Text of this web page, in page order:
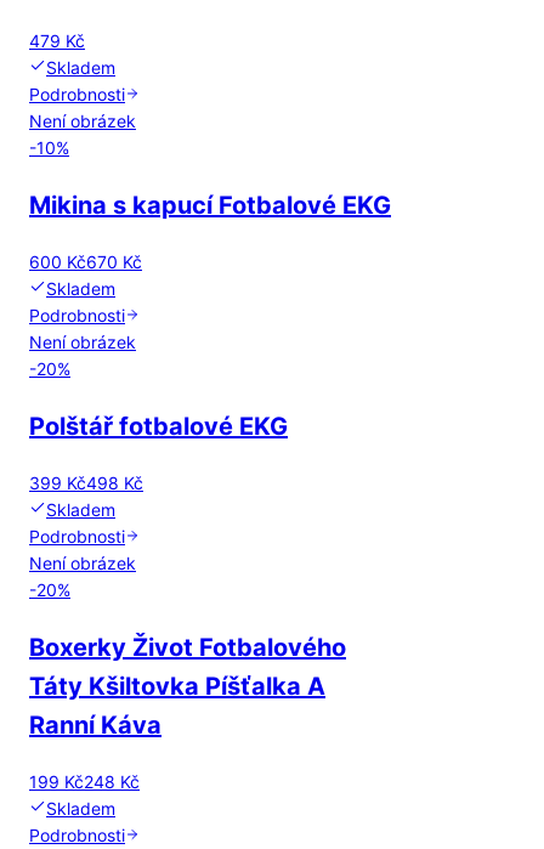
479 Kč
Skladem
Podrobnosti
Není obrázek
-10%
Mikina s kapucí Fotbalové EKG
600 Kč670 Kč
Skladem
Podrobnosti
Není obrázek
-20%
Polštář fotbalové EKG
399 Kč498 Kč
Skladem
Podrobnosti
Není obrázek
-20%
Boxerky Život Fotbalového
Táty Kšiltovka Píšťalka A
Ranní Káva
199 Kč248 Kč
Skladem
Podrobnosti